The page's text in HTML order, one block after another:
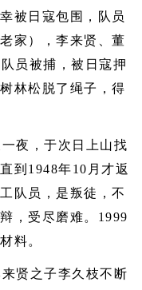
被日寇包围，队员
家），李来贤、董
员被捕，被日寇押
林松脱了绳子，得
夜，于次日上山找
到1948年10月才返
队员，是叛徒，不
，受尽磨难。1999
料。
贤之子李久枝不断